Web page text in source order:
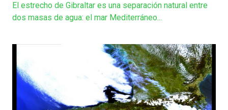
El estrecho de Gibraltar es una separación natural entre
dos masas de agua: el mar Mediterráneo...